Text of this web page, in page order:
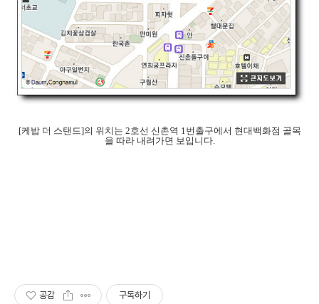
[케밥 더 스탠드]의 위치는 2호선 신촌역 1번출구에서 현대백화점 골목
을 따라 내려가면 보입니다.
공감 구독하기